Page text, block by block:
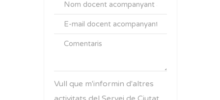
Vull que m'informin d'altres